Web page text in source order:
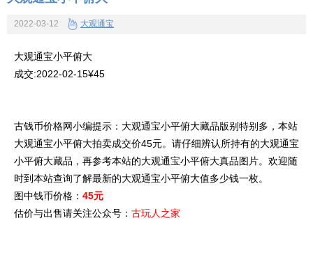
2022-03-12 大观通宝
大观通宝小平俯大
成交:2022-02-15¥45
古钱币价格网小编提示：大观通宝小平俯大藏品版别特别多，本站
大观通宝小平俯大拍卖成交价45元。请仔细辨认所持有的大观通宝
小平俯大藏品，再参考本站的大观通宝小平俯大真品图片。欢迎随
时到本站查询了解最新的大观通宝小平俯大值多少钱一枚。
图中钱币价格： 45元
估价与出售请关注公众号： 古玩人之家